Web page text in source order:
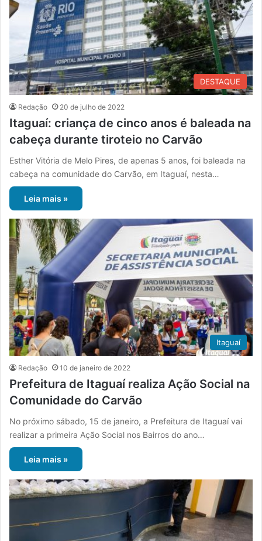
DESTAQUE
Redação 20 de julho de 2022
Itaguaí: criança de cinco anos é baleada na
cabeça durante tiroteio no Carvão
Esther Vitória de Melo Pires, de apenas 5 anos, foi baleada na
cabeça na comunidade do Carvão, em Itaguaí, nesta…
Leia mais »
Itaguaí
Redação 10 de janeiro de 2022
Prefeitura de Itaguaí realiza Ação Social na
Comunidade do Carvão
No próximo sábado, 15 de janeiro, a Prefeitura de Itaguaí vai
realizar a primeira Ação Social nos Bairros do ano…
Leia mais »